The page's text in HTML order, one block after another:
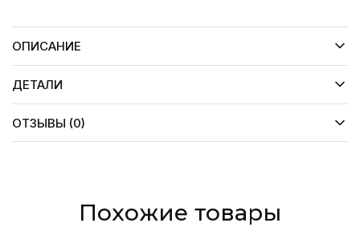
ОПИСАНИЕ
ДЕТАЛИ
ОТЗЫВЫ (0)
Похожие товары